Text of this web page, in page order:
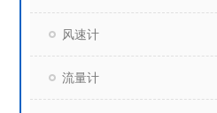
风速计
流量计